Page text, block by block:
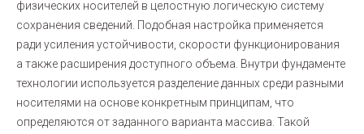
физических носителей в целостную логическую систему
сохранения сведений. Подобная настройка применяется
ради усиления устойчивости, скорости функционирования
а также расширения доступного объема. Внутри фундаменте
технологии используется разделение данных среди разными
носителями на основе конкретным принципам, что
определяются от заданного варианта массива. Такой